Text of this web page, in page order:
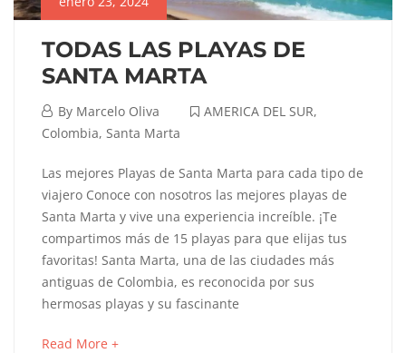
TODAS LAS PLAYAS DE
SANTA MARTA
enero
23,
By Marcelo Oliva AMERICA DEL SUR,
Colombia, Santa Marta
TODAS
LAS
PLAYAS
DE
SANTA
Las mejores Playas de Santa Marta para cada tipo de
viajero Conoce con nosotros las mejores playas de
Santa Marta y vive una experiencia increíble. ¡Te
compartimos más de 15 playas para que elijas tus
favoritas! Santa Marta, una de las ciudades más
antiguas de Colombia, es reconocida por sus
hermosas playas y su fascinante
Read More +about